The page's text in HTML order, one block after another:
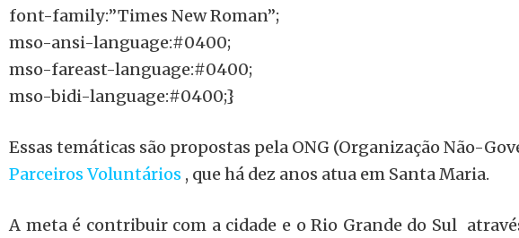
font-family:”Times New Roman”;
mso-ansi-language:#0400;
mso-fareast-language:#0400;
mso-bidi-language:#0400;}
Essas temáticas são propostas pela ONG (Organização Não-
Parceiros Voluntários , que há dez anos atua em Santa Maria.
A meta é contribuir com a cidade e o Rio Grande do Sul